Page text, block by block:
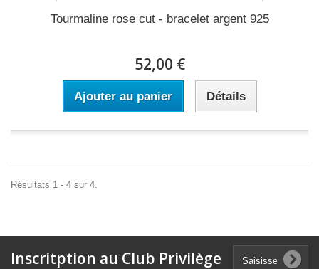
Tourmaline rose cut - bracelet argent 925
52,00 €
Ajouter au panier Détails
Résultats 1 - 4 sur 4.
Inscritption au Club Privilège